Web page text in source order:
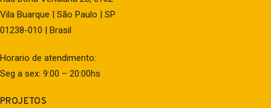
Vila Buarque | São Paulo | SP
01238-010 | Brasil
Horario de atendimento:
Seg a sex: 9:00 – 20:00hs
PROJETOS